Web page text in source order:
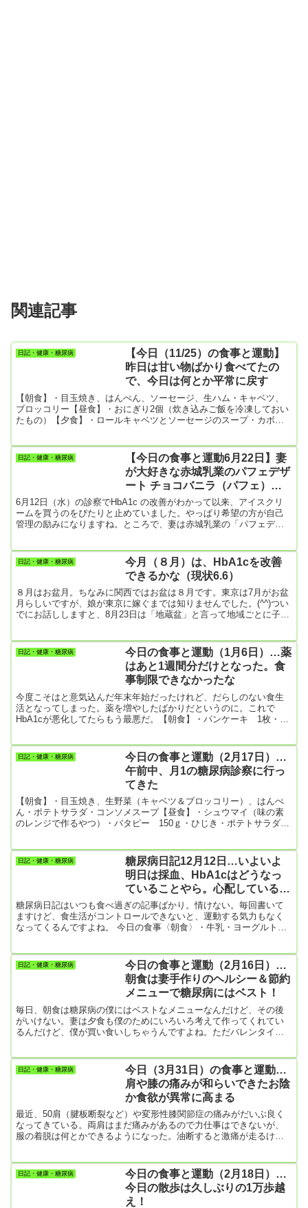
関連記事
日記・健康・糖尿病
【今日（11/25）の食事と運動】
昨日は甘い物ばかり食べてたの
で、今日は何とか平常に戻す
【朝食】・目玉焼き、はんぺん、ソーセージ、生ハム・キャベツ、
ブロッコリー【昼食】・おにぎり2個（炊き込みご飯を冷凍しておい
たもの）【夕食】・ロールキャベツとソーセージのスープ・カボチ
ただいま散歩だけ。わずか2000歩。寒くて外に出たくないんだけ
ど、そんな訳にはいかないですよね。頑張って最低8000歩はいかな
日記・健康・糖尿病
【今日の食事と運動6月22日】妻
が大好きな赤城乳業のパフェデザ
ート チョコバニラ（パフェ）を
発見
6月12日（水）の診察でHbA1c の改善がわかって以来、アイスクリ
ームを買うのをぴたりと止めていました。やっぱり希望の方が自己
管理の励みになりますね。ところで、妻は赤城乳業の「パフェデザ
消していました。どんなアイスかと言うと『チョコソースとココア
クッキーをトッピングしたチョコアイス、チョコチップ入りのバニ
ラアイス、チョコアイスの3層構造！2層目と3層目の間にココアクッ
キーが...
日記・健康・糖尿病
今月（８月）は、HbA1cを改善
できるかな（現状6.6）
８月はお盆月。ちなみに関西ではお盆は８月です。東京は7月がお盆
月らしいですが、娘が東京に嫁ぐまでは知りませんでした。(^^)つい
でにお話ししますと、8月23日は「地蔵盆」と言って地域ごとに子供
してお祭りするので、子供心に楽しい行事でした。（もちろん、保
護者が世話をするのですけど）お中元のお菓子や素麺を手当たり次
第に食べていたので、僕の体は炭水化物付け。それに、朝食では基
日記・健康・糖尿病
今日の食事と運動（1月6日）…薬
はあと1週間分だけとなった。食
事制限できなかったな
今度こそはと意気込んだ年末年始だったけれど、だらしのない食生
活となってしまった。薬を増やしたばかりだというのに。これで
HbA1cが悪化してたらもう最悪だ。【朝食】・パンケーキ 1枚・コ
_-;)ダメと分かっちゃいるけど、封を切ったら最後の一粒まで食べて
しまう僕。ちなみにローソンのピーナツって大粒で美味しいよ。
【夕食】・カレーライス・大根の酢の物・赤かぶの漬物カレーラ...
日記・健康・糖尿病
今日の食事と運動（2月17日）…
午前中、月1の糖尿病診察に行っ
てきた
【朝食】・目玉焼き、生野菜（キャベツ＆ブロッコリー）、はんぺ
ん・ポテトサラダ・コンソメスープ【昼食】・シュウマイ（味の素
のレンジで作るやつ）・バタピー 150ｇ・ひじき・ポテトサラダ・
【夕食】・おでん・ご飯1杯（久しぶりに白米を食べました）【今日
の運動】・散歩 5094歩
日記・健康・糖尿病
糖尿病日記12月12日…いよいよ
明日は採血、HbA1cはどうなっ
ていることやら。心配しているわ
りには、今夜の食事にうどん2玉
半の超大盛り鍋焼きうどん！
糖尿病日記はいつも食べ過ぎの記事ばかり。情けない。毎回書いて
ますけど、食生活がコントロールできないと、運動する気力もなく
なってくるんですよね。 今日の食事〈朝食〉・牛乳・ヨーグルトと
マイモ）〈夕食〉・鍋焼きうどん（うどん2玉半入りの超大盛り）…
うどん3玉の内、妻が半玉ほど食べるので、結果僕が2玉半となりま
す。妻は私の母の介護問題が噴出して以来、相変わらず食欲な
日記・健康・糖尿病
今日の食事と運動（2月16日）…
朝食は妻手作りのヘルシー＆節約
メニューで糖尿病にはベスト！
毎日、朝食は糖尿病の僕にはベストなメニューなんだけど、その後
がいけない。妻は夕食も僕のためにいろいろ考えて作ってくれてい
るんだけど、僕が買い食いしちゃうんですよね。ただバレンタイン
責めてこない。「いいのかな」なんて具合に。その辺りは感謝して
いる。なので、後は自分の食事コントロールあるのみなんだけど。
かねてからブログに書いてるんですけど、この3カ月ほど、体中の関
日記・健康・糖尿病
今日（3月31日）の食事と運動…
肩や膝の痛みが和らいできたお陰
か食欲が異常に高まる
最近、50肩（腱板断裂など）や変形性膝関節症の痛みがだいぶ良く
なってきている。両肩はまだ痛みがあるので力仕事はできないが、
服の着脱は何とかできるようになった。油断すると激痛が走るけ
の回復のお陰か、食欲がメチャ高まってきて、最近1㎏太った。今日
も夕食が終わってから体が甘い物を無性に欲求してくる。昨日はそ
れで「丸ごとバナナ」をわざわざ買ってきて食べた。クッキー「ソ
日記・健康・糖尿病
今日の食事と運動（2月18日）…
今日の散歩は久しぶりの1万歩越
え！